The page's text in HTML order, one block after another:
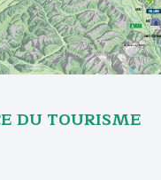
DU TOURISME